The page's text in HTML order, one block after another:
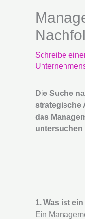
Schreibe
Die Suche
strategische
das
untersuchen
1. Was ist
Ein